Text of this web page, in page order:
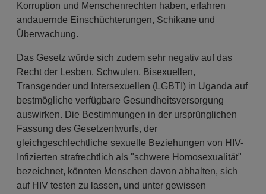
Korruption und Menschenrechten haben, erfahren
andauernde Einschüchterungen, Schikane und
Überwachung.
Das Gesetz würde sich zudem sehr negativ auf das
Recht der Lesben, Schwulen, Bisexuellen,
Transgender und Intersexuellen (LGBTI) in Uganda auf
bestmögliche verfügbare Gesundheitsversorgung
auswirken. Die Bestimmungen in der ursprünglichen
Fassung des Gesetzentwurfs, der
gleichgeschlechtliche sexuelle Beziehungen von HIV-
Infizierten strafrechtlich als "schwere Homosexualität"
bezeichnet, könnten Menschen davon abhalten, sich
auf HIV testen zu lassen, und unter gewissen